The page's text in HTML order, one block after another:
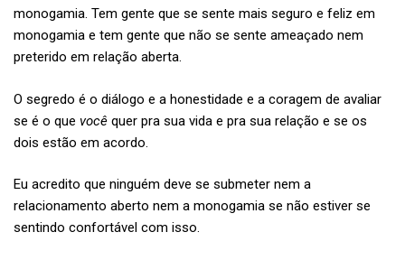
monogamia. Tem gente que se sente mais seguro e feliz em
monogamia e tem gente que não se sente ameaçado nem
preterido em relação aberta.
O segredo é o diálogo e a honestidade e a coragem de avaliar
se é o que você quer pra sua vida e pra sua relação e se os
dois estão em acordo.
Eu acredito que ninguém deve se submeter nem a
relacionamento aberto nem a monogamia se não estiver se
sentindo confortável com isso.